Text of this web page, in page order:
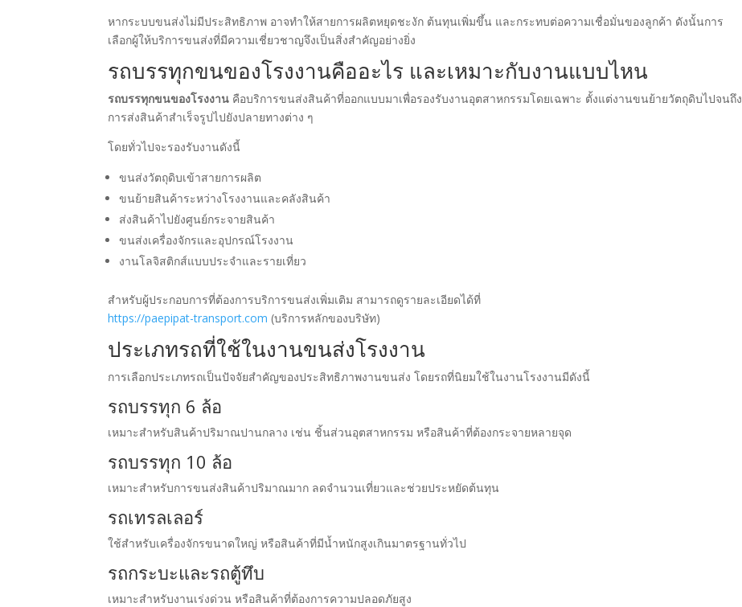
หากระบบขนส่งไม่มีประสิทธิภาพ อาจทำให้สายการผลิตหยุดชะงัก ต้นทุนเพิ่มขึ้น และกระทบต่อความเชื่อมั่นของลูกค้า ดังนั้นการ
เลือกผู้ให้บริการขนส่งที่มีความเชี่ยวชาญจึงเป็นสิ่งสำคัญอย่างยิ่ง
รถบรรทุกขนของโรงงานคืออะไร และเหมาะกับงานแบบไหน
รถบรรทุกขนของโรงงาน คือบริการขนส่งสินค้าที่ออกแบบมาเพื่อรองรับงานอุตสาหกรรมโดยเฉพาะ ตั้งแต่งานขนย้ายวัตถุดิบไปจนถึง
การส่งสินค้าสำเร็จรูปไปยังปลายทางต่าง ๆ
โดยทั่วไปจะรองรับงานดังนี้
ขนส่งวัตถุดิบเข้าสายการผลิต
ขนย้ายสินค้าระหว่างโรงงานและคลังสินค้า
ส่งสินค้าไปยังศูนย์กระจายสินค้า
ขนส่งเครื่องจักรและอุปกรณ์โรงงาน
งานโลจิสติกส์แบบประจำและรายเที่ยว
สำหรับผู้ประกอบการที่ต้องการบริการขนส่งเพิ่มเติม สามารถดูรายละเอียดได้ที่
https://paepipat-transport.com (บริการหลักของบริษัท)
ประเภทรถที่ใช้ในงานขนส่งโรงงาน
การเลือกประเภทรถเป็นปัจจัยสำคัญของประสิทธิภาพงานขนส่ง โดยรถที่นิยมใช้ในงานโรงงานมีดังนี้
รถบรรทุก 6 ล้อ
เหมาะสำหรับสินค้าปริมาณปานกลาง เช่น ชิ้นส่วนอุตสาหกรรม หรือสินค้าที่ต้องกระจายหลายจุด
รถบรรทุก 10 ล้อ
เหมาะสำหรับการขนส่งสินค้าปริมาณมาก ลดจำนวนเที่ยวและช่วยประหยัดต้นทุน
รถเทรลเลอร์
ใช้สำหรับเครื่องจักรขนาดใหญ่ หรือสินค้าที่มีน้ำหนักสูงเกินมาตรฐานทั่วไป
รถกระบะและรถตู้ทึบ
เหมาะสำหรับงานเร่งด่วน หรือสินค้าที่ต้องการความปลอดภัยสูง